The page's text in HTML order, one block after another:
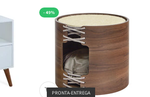
- 49%
PRONTA-ENTREGA